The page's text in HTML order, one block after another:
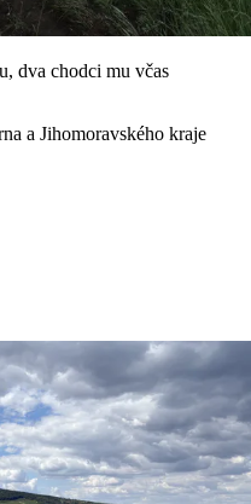
dva chodci mu včas
a Jihomoravského kraje